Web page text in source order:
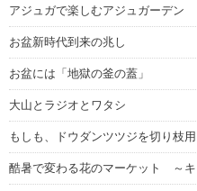
アジュガで楽しむアジュガーデン
お盆新時代到来の兆し
お盆には「地獄の釜の蓋」
大山とラジオとワタシ
もしも、ドウダンツツジを切り枝
酷暑で変わる花のマーケット ～キ